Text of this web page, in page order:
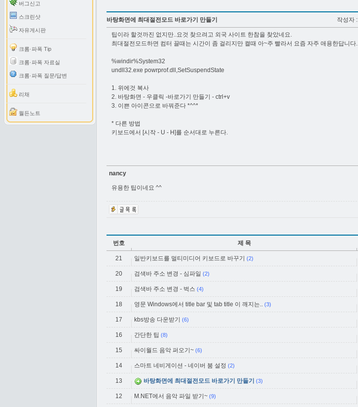
버그신고
스크린샷
자유게시판
크롬·파폭 Tip
크롬·파폭 자료실
크롬·파폭 질문/답변
리채
월든노트
바탕화면에 최대절전모드 바로가기 만들기 작성자 :
팁이라 할것까진 없지만..요것 찾으려고 외국 사이트 한참을 찾았네요.
최대절전모드하면 컴터 끌때는 시간이 좀 걸리지만 켤때 아~주 빨라서 요즘 자주 애용한답니다.
%windir%System32
undll32.exe powrprof.dll,SetSuspendState
1. 위에것 복사
2. 바탕화면 - 우클릭 -바로가기 만들기 - ctrl+v
3. 이쁜 아이콘으로 바꿔준다 *^^*
* 다른 방법
키보드에서 [시작 - U - H]를 순서대로 누른다.
nancy
유용한 팁이네요 ^^
번호 제 목
21 일반키보드를 멀티미디어 키보드로 바꾸기 (2)
20 검색바 주소 변경 - 심파일 (2)
19 검색바 주소 변경 - 벅스 (4)
18 영문 Windows에서 title bar 및 tab title 이 깨지는.. (3)
17 kbs방송 다운받기 (6)
16 간단한 팁 (8)
15 싸이월드 음악 퍼오기~ (6)
14 스마트 네비게이션 - 네이버 붐 설정 (2)
13 바탕화면에 최대절전모드 바로가기 만들기 (3)
12 M.NET에서 음악 파일 받기~ (9)